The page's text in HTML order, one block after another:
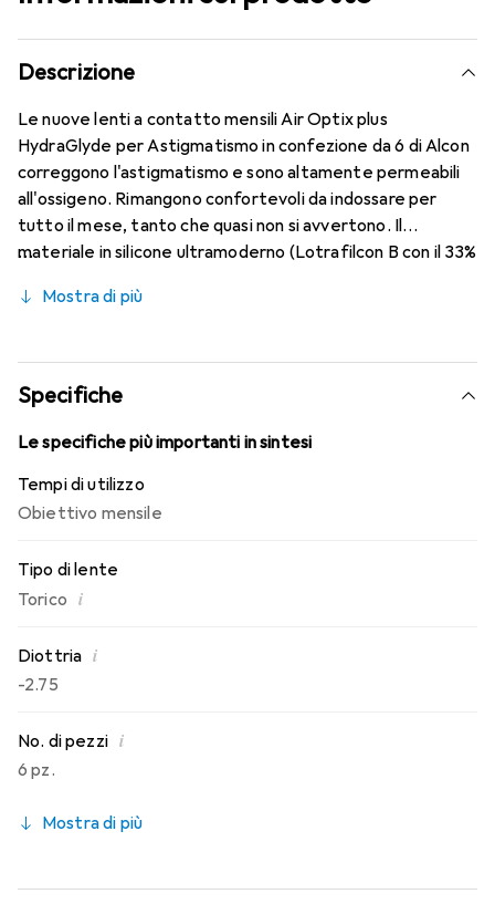
Descrizione
Le nuove lenti a contatto mensili Air Optix plus
HydraGlyde per Astigmatismo in confezione da 6 di Alcon
correggono l'astigmatismo e sono altamente permeabili
all'ossigeno. Rimangono confortevoli da indossare per
tutto il mese, tanto che quasi non si avvertono. Il
materiale in silicone ultramoderno (Lotrafilcon B con il 33%
HydraGlyde Moisture Matrix e la nota tecnologia
indossabilità che conosci. Comfort e assenza di fastidi per
tutto il giorno con queste lenti mensili.
Mostra di più
Specifiche
Le specifiche più importanti in sintesi
Tempi di utilizzo
Obiettivo mensile
Tipo di lente
Torico i
Diottria i
-2.75
No. di pezzi i
6 pz.
Mostra di più